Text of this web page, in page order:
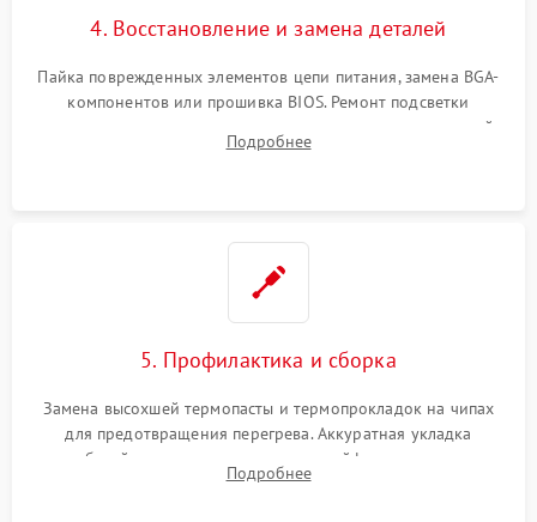
4. Восстановление и замена деталей
Пайка поврежденных элементов цепи питания, замена BGA-
компонентов или прошивка BIOS. Ремонт подсветки
матрицы, замена неисправного накопителя на скоростной
SSD или установка новых модулей памяти.
Подробнее
5. Профилактика и сборка
Замена высохшей термопасты и термопрокладок на чипах
для предотвращения перегрева. Аккуратная укладка
кабелей, подключение хрупких шлейфов матрицы и
надежная фиксация всех элементов внутри корпуса
Подробнее